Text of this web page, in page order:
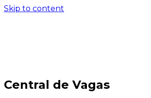
Skip to content
Central de Vagas